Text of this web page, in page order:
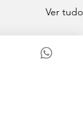
Ver tudo